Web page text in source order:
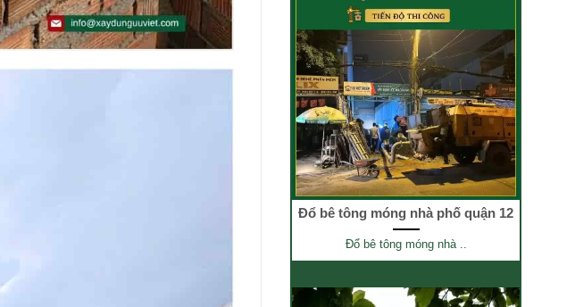
Đổ bê tông móng nhà phố quận 12
Đổ bê tông móng nhà ..